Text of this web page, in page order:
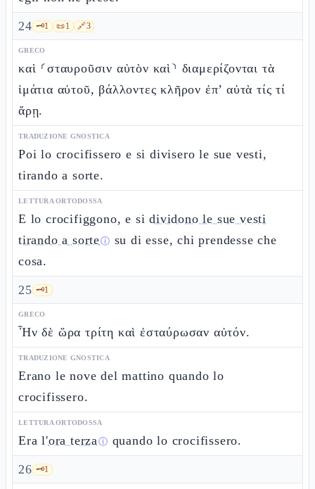
24 🗝️1 📜1 🔗3
GRECO
καὶ ⸂σταυροῦσιν αὐτὸν καὶ⸃ διαμερίζονται τὰ
ἱμάτια αὐτοῦ, βάλλοντες κλῆρον ἐπ’ αὐτὰ τίς τί
ἄρῃ.
TRADUZIONE GNOSTICA
Poi lo crocifissero e si divisero le sue vesti,
tirando a sorte.
LETTURA ORTODOSSA
E lo crocifiggono, e sidividono le sue vesti
tirando a sorteⓘ su di esse, chi prendesse che
cosa.
25 🗝️1
GRECO
Ἦν δὲ ὥρα τρίτη καὶ ἐσταύρωσαν αὐτόν.
TRADUZIONE GNOSTICA
Erano le nove del mattino quando lo
crocifissero.
LETTURA ORTODOSSA
Era l'ora terzaⓘ quando lo crocifissero.
26 🗝️1